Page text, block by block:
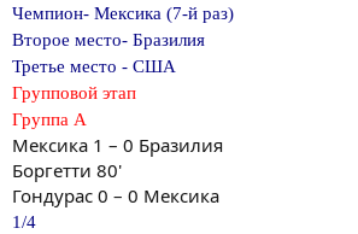
Чемпион- Мексика (7-й раз)
Второе место- Бразилия
Третье место - США
Групповой этап
Группа A
Мексика 1 – 0 Бразилия
Боргетти 80'
Гондурас 0 – 0 Мексика
1/4